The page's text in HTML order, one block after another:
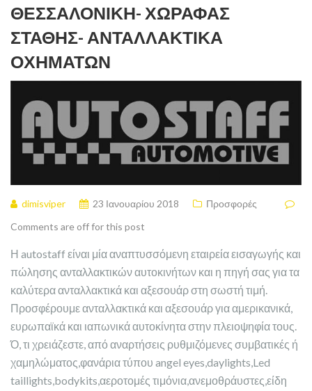
ΘΕΣΣΑΛΟΝΊΚΗ- ΧΩΡΑΦΑΣ
ΣΤΆΘΗΣ- ΑΝΤΑΛΛΑΚΤΙΚΆ
ΟΧΗΜΆΤΩΝ
dimisviper 23 Ιανουαρίου 2018
Προσφορές
Comments are off for this post
Η autostaff είναι μία αναπτυσσόμενη εταιρεία εισαγωγής και
πώλησης ανταλλακτικών αυτοκινήτων και η πηγή σας για τα
καλύτερα ανταλλακτικά και αξεσουάρ στη σωστή τιμή.
Προσφέρουμε ανταλλακτικά και αξεσουάρ για αμερικανικά,
ευρωπαϊκά και ιαπωνικά αυτοκίνητα στην πλειοψηφία τους.
Ό, τι χρειάζεστε, από αναρτήσεις ρυθμιζόμενες συμβατικές ή
χαμηλώματος,φανάρια τύπου angel eyes,daylights,Led
taillights,bodykits,αεροτομές τιμόνια,ανεμοθράυστες,είδη